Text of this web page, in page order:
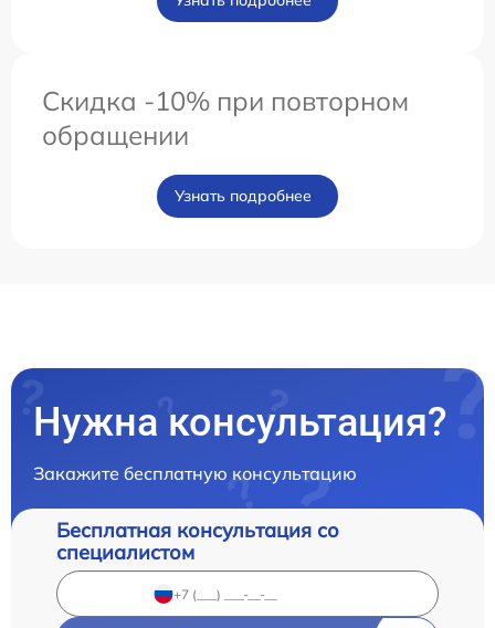
Скидка -10% при повторном
обращении
Узнать подробнее
Нужна консультация?
Закажите бесплатную консультацию
Бесплатная консультация со
специалистом